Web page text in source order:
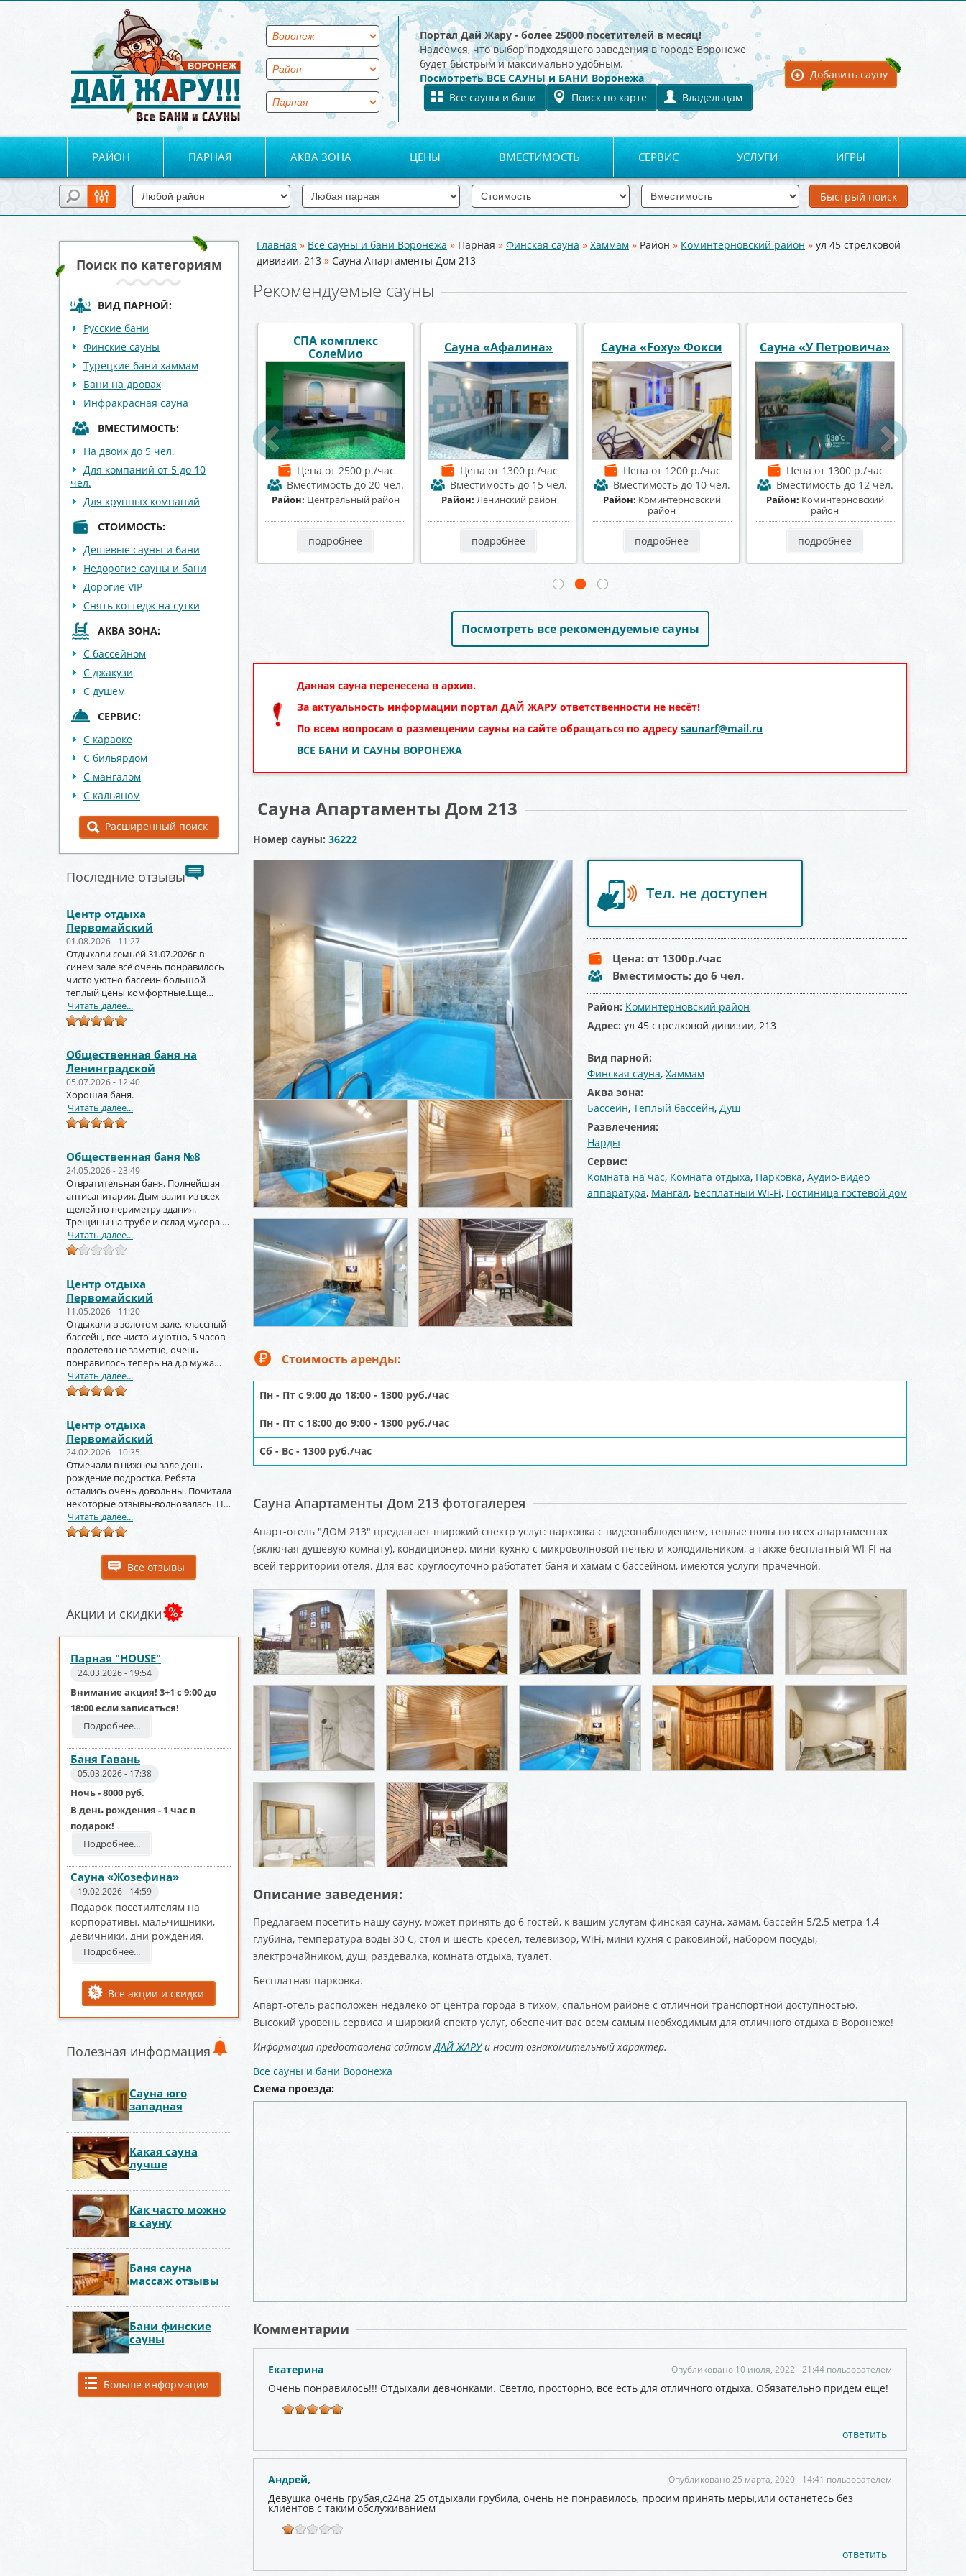
Портал Дай Жару - более 25000 посетителей в месяц!
Надеемся, что выбор подходящего заведения в городе Воронеже
будет быстрым и максимально удобным.
Посмотреть ВСЕ САУНЫ и БАНИ Воронежа
Все сауны и бани
Поиск по карте Владельцам
Для владельцев:
Добавить сауну
РАЙОН ПАРНАЯ АКВА ЗОНА ЦЕНЫ ВМЕСТИМОСТЬ СЕРВИС УСЛУГИ ИГРЫ
Поиск по категориям
ВИД ПАРНОЙ:
Русские бани
Финские сауны
Турецкие бани хаммам
Бани на дровах
Инфракрасная сауна
ВМЕСТИМОСТЬ:
На двоих до 5 чел.
Для компаний от 5 до 10
чел.
Для крупных компаний
СТОИМОСТЬ:
Дешевые сауны и бани
Недорогие сауны и бани
Дорогие VIP
Снять коттедж на сутки
АКВА ЗОНА:
С бассейном
С джакузи
С душем
СЕРВИС:
С караоке
С бильярдом
С мангалом
С кальяном
Расширенный поиск
Последние отзывы
Центр отдыха
Первомайский
01.08.2026 - 11:27
Отдыхали семьёй 31.07.2026г.в
синем зале всё очень понравилось
чисто уютно бассеин большой
теплый цены комфортные.Ещё
вернёмся и не раз!!!
Читать далее...
Общественная баня на
Ленинградской
05.07.2026 - 12:40
Хорошая баня.
Читать далее...
Общественная баня №8
24.05.2026 - 23:49
Отвратительная баня. Полнейшая
антисанитария. Дым валит из всех
щелей по периметру здания.
Трещины на трубе и склад мусора за
торцом зданиями.
Читать далее...
Центр отдыха
Первомайский
11.05.2026 - 11:20
Отдыхали в золотом зале, классный
бассейн, все чисто и уютно, 5 часов
пролетело не заметно, очень
понравилось теперь на д.р мужа
тоже будем заказывать
Читать далее...
Центр отдыха
Первомайский
24.02.2026 - 10:35
Отмечали в нижнем зале день
рождение подростка. Ребята
остались очень довольны. Почитала
некоторые отзывы-волновалась. Но
зря. Крутое место.
Читать далее...
Все отзывы
Акции и скидки
Парная "HOUSE"
24.03.2026 - 19:54
Внимание акция! 3+1 с 9:00 до
18:00 если записаться!
Подробнее...
Баня Гавань
05.03.2026 - 17:38
Ночь - 8000 руб.
В день рождения - 1 час в
подарок!
Подробнее...
Сауна «Жозефина»
19.02.2026 - 14:59
Подарок посетилтелям на
корпоративы, мальчишники,
девичники, дни рождения.
Подробнее...
Все акции и скидки
Полезная информация
Сауна юго
западная
Какая сауна
лучше
Как часто можно
в сауну
Баня сауна
массаж отзывы
Бани финские
сауны
Больше информации
Вы здесь
Главная » Все сауны и бани Воронежа » Парная » Финская сауна » Хаммам » Район » Коминтерновский район » ул 45 стрелковой
дивизии, 213 » Сауна Апартаменты Дом 213
Рекомендуемые сауны
до 20 чел.
район
Сауна «Афалина»
Ценаот 1300 р./час
Район: Ленинский район
Сауна «Foxy» Фокси
Цена от 1200 р./час
Вместимость до 10 чел.
Район:Коминтерновский
подробнее
Сауна «У Петровича»
Цена от 1300 р./час
Вместимость до 12 чел.
Район: Коминтерновский
подробнее
Баня на Алексеевского
Цена от 1400 р./час
Вместимостьдо 7 чел.
Район:Центральный район
подробнее
Сауна «Пещера»
Цена от 1200 р./час
Вместимостьдо 8 чел.
Район:Центральный район
подробнее
Посмотреть все рекомендуемые сауны
Данная сауна перенесена в архив.
За актуальность информации портал ДАЙ ЖАРУ ответственности не несёт!
По всем вопросам о размещении сауны на сайте обращаться по адресу saunarf@mail.ru
ВСЕ БАНИ И САУНЫ ВОРОНЕЖА
Сауна Апартаменты Дом 213
Номер сауны: 36222
Тел. не доступен
Цена: от 1300р./час
Вместимость: до 6 чел.
Район: Коминтерновский район
Адрес: ул 45 стрелковой дивизии, 213
Вид парной:
Финская сауна, Хаммам
Аква зона:
Бассейн, Теплый бассейн, Душ
Развлечения:
Нарды
Сервис:
Комната на час, Комната отдыха, Парковка, Аудио-видео
аппаратура, Мангал, Бесплатный Wi-Fi, Гостиница гостевой дом
Стоимость аренды:
Пн - Пт с 9:00 до 18:00 - 1300 руб./час
Пн - Пт с 18:00 до 9:00 - 1300 руб./час
Сб - Вс - 1300 руб./час
Сауна Апартаменты Дом 213 фотогалерея
Апарт-отель "ДОМ 213" предлагает широкий спектр услуг: парковка с видеонаблюдением, теплые полы во всех апартаментах
(включая душевую комнату), кондиционер, мини-кухню с микроволновой печью и холодильником, а также бесплатный WI-FI на
всей территории отеля. Для вас круглосуточно работатет баня и хамам с бассейном, имеются услуги прачечной.
Описание заведения:
Предлагаем посетить нашу сауну, может принять до 6 гостей, к вашим услугам финская сауна, хамам, бассейн 5/2,5 метра 1,4
глубина, температура воды 30 С, стол и шесть кресел, телевизор, WiFi, мини кухня с раковиной, набором посуды,
электрочайником, душ, раздевалка, комната отдыха, туалет.
Бесплатная парковка.
Апарт-отель расположен недалеко от центра города в тихом, спальном районе с отличной транспортной доступностью.
Высокий уровень сервиса и широкий спектр услуг, обеспечит вас всем самым необходимым для отличного отдыха в Воронеже!
Информация предоставлена сайтом ДАЙ ЖАРУи носит ознакомительный характер.
Все сауны и бани Воронежа
Схема проезда:
Комментарии
Опубликовано 10 июля, 2022 - 21:44 пользователем
Екатерина
Очень понравилось!!! Отдыхали девчонками. Светло, просторно, все есть для отличного отдыха. Обязательно придем еще!
ответить
Опубликовано 25 марта, 2020 - 14:41 пользователем
Андрей,
Девушка очень грубая,с24на 25 отдыхали грубила, очень не понравилось, просим принять меры,или останетесь без
клиентов с таким обслуживанием
ответить